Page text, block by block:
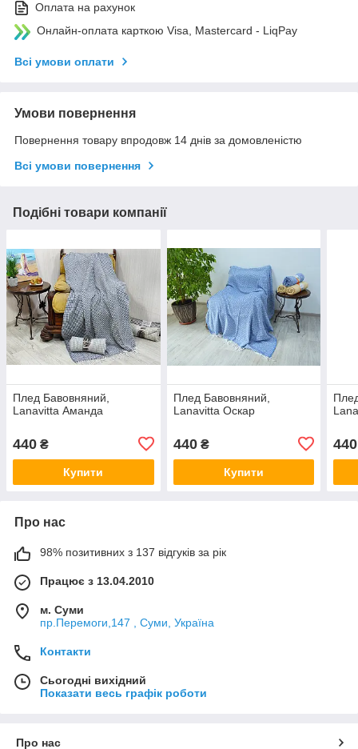
Оплата на рахунок
Онлайн-оплата карткою Visa, Mastercard - LiqPay
Всі умови оплати
Умови повернення
Повернення товару впродовж 14 днів за домовленістю
Всі умови повернення
Подібні товари компанії
Плед Бавовняний,
Lanavitta Аманда
440 ₴
Купити
Плед Бавовняний,
Lanavitta Оскар
440₴
Купити
440
Про нас
98% позитивних з 137 відгуків за рік
Працює з 13.04.2010
м. Суми
пр.Перемоги,147 , Суми, Україна
Контакти
Сьогодні вихідний
Показати весь графік роботи
Про нас